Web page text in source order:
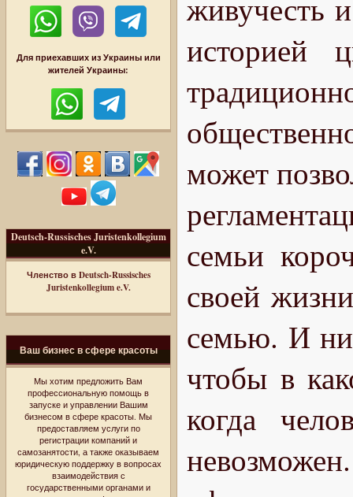
Для приехавших из Украины или
жителей Украины:
Deutsch-Russisches Juristenkollegium
e.V.
Членство в Deutsch-Russisches
Juristenkollegium e.V.
Ваш бизнес в сфере красоты
Мы хотим предложить Вам
профессиональную помощь в
запуске и управлении Вашим
бизнесом в сфере красоты. Мы
предоставляем услуги по
регистрации компаний и
самозанятости, а также оказываем
юридическую поддержку в вопросах
взаимодействия с
государственными органами и
живучесть
историей
может
семьи
своей
семью. И
чтобы в
когда